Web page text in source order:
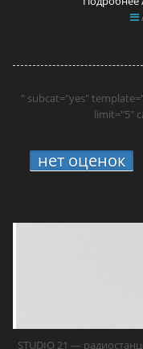
" subcat="yes"
limit="5"
нет оценок
STUDIO 21 —